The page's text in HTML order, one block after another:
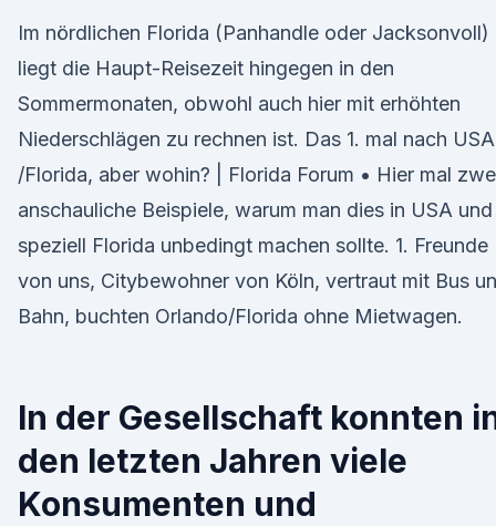
Im nördlichen Florida (Panhandle oder Jacksonvoll)
liegt die Haupt-Reisezeit hingegen in den
Sommermonaten, obwohl auch hier mit erhöhten
Niederschlägen zu rechnen ist. Das 1. mal nach USA
/Florida, aber wohin? | Florida Forum • Hier mal
anschauliche Beispiele, warum man dies in USA und
speziell Florida unbedingt machen sollte. 1. Freunde
von uns, Citybewohner von Köln, vertraut mit Bus
Bahn, buchten Orlando/Florida ohne Mietwagen.
In der Gesellschaft konnten
den letzten Jahren viele
Konsumenten und